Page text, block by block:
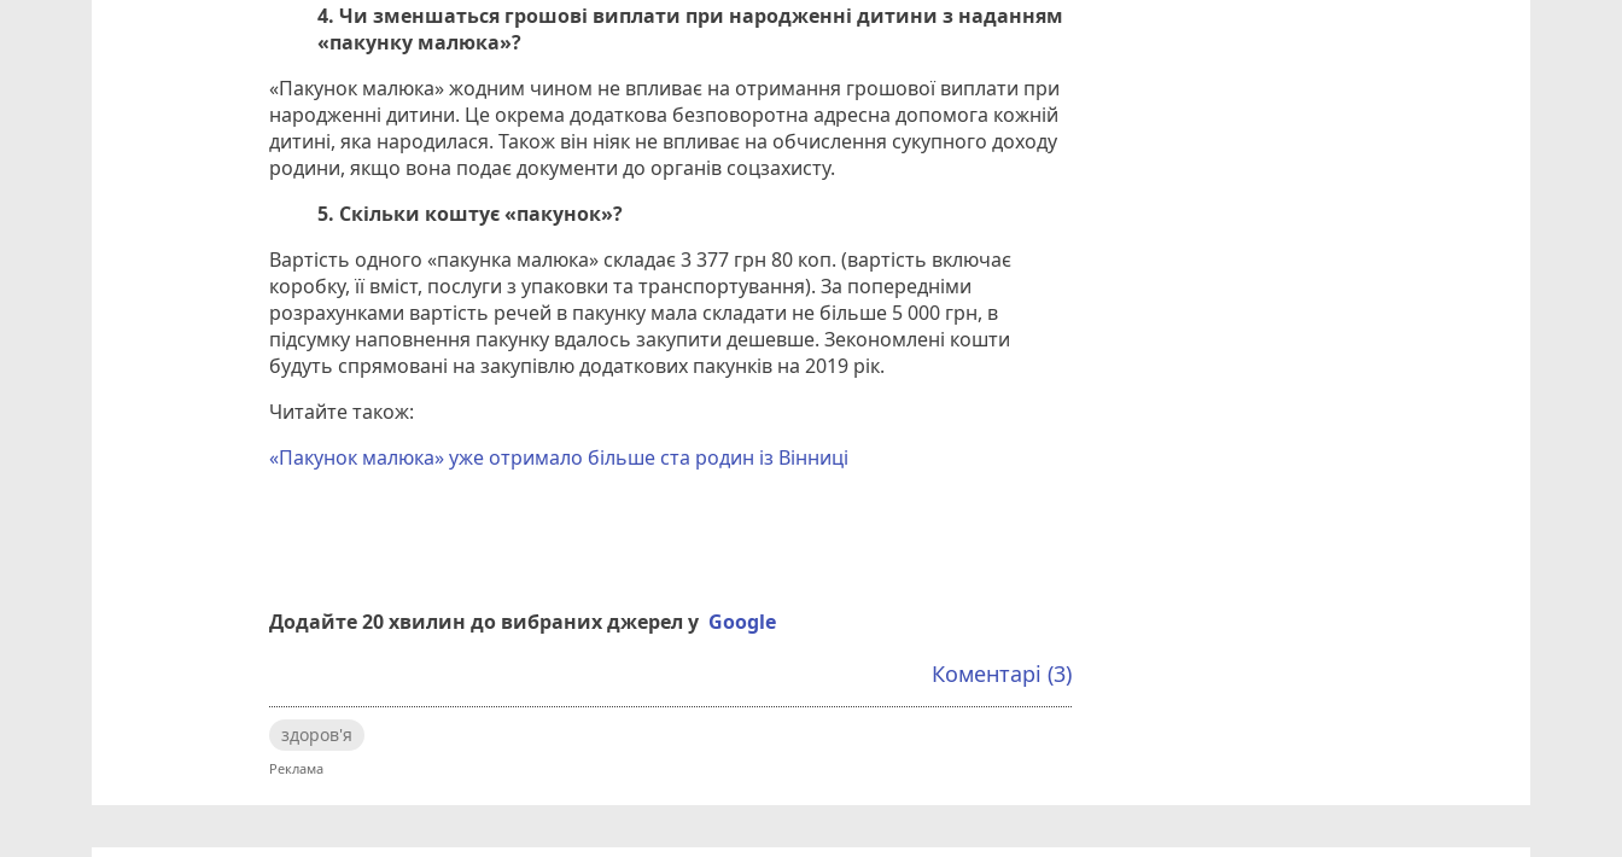
4. Чи зменшаться грошові виплати при народженні дитини з наданням
«пакунку малюка»?
«Пакунок малюка» жодним чином не впливає на отримання грошової виплати при
народженні дитини. Це окрема додаткова безповоротна адресна допомога кожній
дитині, яка народилася. Також він ніяк не впливає на обчислення сукупного доходу
родини, якщо вона подає документи до органів соцзахисту.
5. Скільки коштує «пакунок»?
Вартість одного «пакунка малюка» складає 3 377 грн 80 коп. (вартість включає
коробку, її вміст, послуги з упаковки та транспортування). За попередніми
розрахунками вартість речей в пакунку мала складати не більше 5 000 грн, в
підсумку наповнення пакунку вдалось закупити дешевше. Зекономлені кошти
будуть спрямовані на закупівлю додаткових пакунків на 2019 рік.
Читайте також:
«Пакунок малюка» уже отримало більше ста родин із Вінниці
Додайте 20 хвилин до вибраних джерел у Google
Коментарі (3)
здоров'я